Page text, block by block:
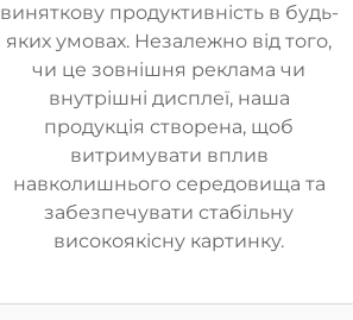
виняткову продуктивність в будь-
яких умовах. Незалежно від того,
чи це зовнішня реклама чи
внутрішні дисплеї, наша
продукція створена, щоб
витримувати вплив
навколишнього середовища та
забезпечувати стабільну
високоякісну картинку.